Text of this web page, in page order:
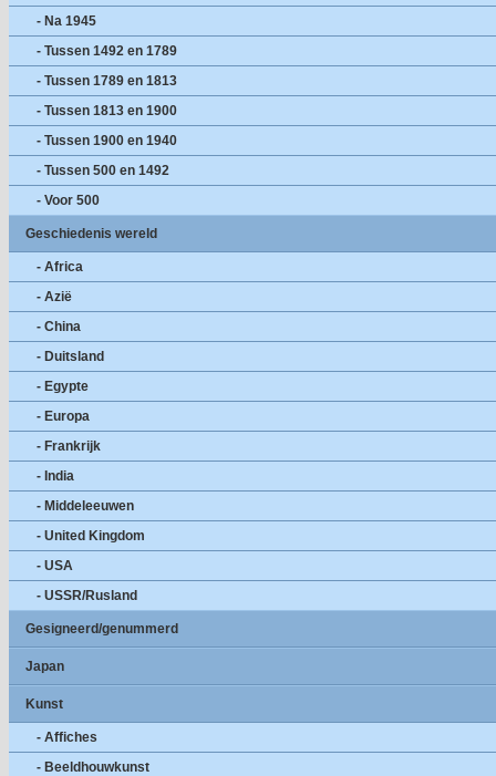
- Na 1945
- Tussen 1492 en 1789
- Tussen 1789 en 1813
- Tussen 1813 en 1900
- Tussen 1900 en 1940
- Tussen 500 en 1492
- Voor 500
Geschiedenis wereld
- Africa
- Azië
- China
- Duitsland
- Egypte
- Europa
- Frankrijk
- India
- Middeleeuwen
- United Kingdom
- USA
- USSR/Rusland
Gesigneerd/genummerd
Japan
Kunst
- Affiches
- Beeldhouwkunst